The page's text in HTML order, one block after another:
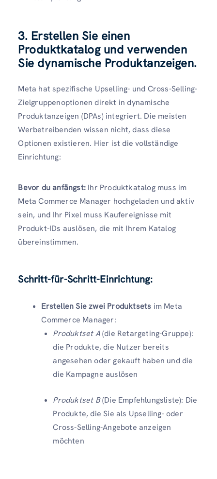
3. Erstellen Sie einen
Produktkatalog und verwenden
Sie dynamische Produktanzeigen.
Meta hat spezifische Upselling- und Cross-Selling-
Zielgruppenoptionen direkt in dynamische
Produktanzeigen (DPAs) integriert. Die meisten
Werbetreibenden wissen nicht, dass diese
Optionen existieren. Hier ist die vollständige
Einrichtung:
Bevor du anfängst: Ihr Produktkatalog muss im
Meta Commerce Manager hochgeladen und aktiv
sein, und Ihr Pixel muss Kaufereignisse mit
Produkt-IDs auslösen, die mit Ihrem Katalog
übereinstimmen.
Schritt-für-Schritt-Einrichtung:
Erstellen Sie zwei Produktsets im Meta
Commerce Manager:
Produktset A(die Retargeting-Gruppe):
die Produkte, die Nutzer bereits
angesehen oder gekauft haben und die
die Kampagne auslösen
Produktset B(Die Empfehlungsliste): Die
Produkte, die Sie als Upselling- oder
Cross-Selling-Angebote anzeigen
möchten